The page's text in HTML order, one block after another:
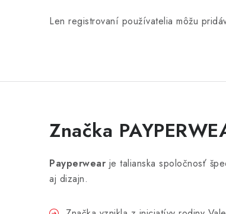
Len registrovaní používatelia môžu
Značka
Payperwear je talianska spoločnosť
aj dizajn.